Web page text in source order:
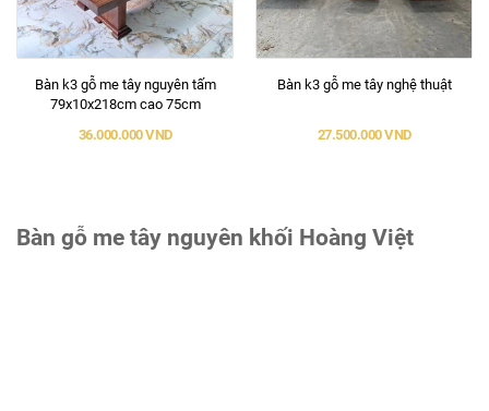
Bàn k3 gỗ me tây nguyên tấm
79x10x218cm cao 75cm
36.000.000 VND
Bàn k3 gỗ me tây nghệ thuật
27.500.000 VND
Bàn gỗ me tây nguyên khối Hoàng Việt